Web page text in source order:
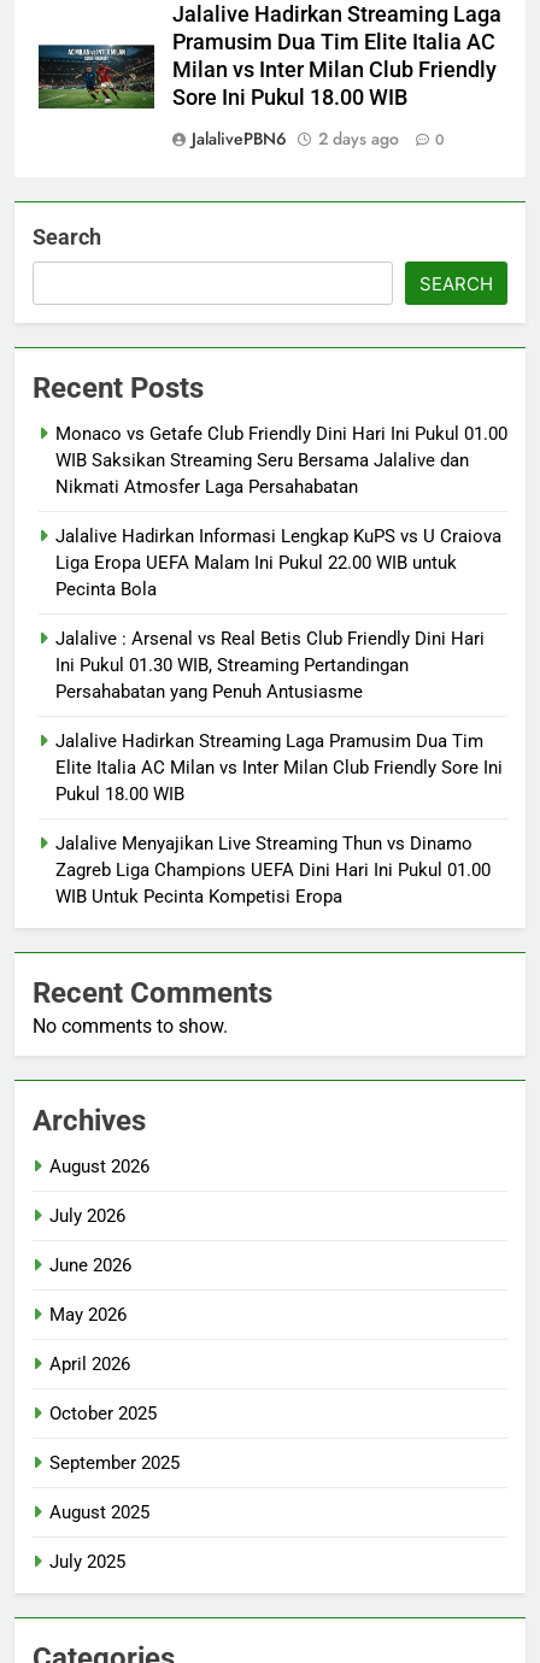
Jalalive Hadirkan Streaming Laga
Pramusim Dua Tim Elite Italia AC
Milan vs Inter Milan Club Friendly
Sore Ini Pukul 18.00 WIB
JalalivePBN6
2 days ago 0
Search
SEARCH
Recent Posts
Monaco vs Getafe Club Friendly Dini Hari Ini Pukul 01.00
WIB Saksikan Streaming Seru Bersama Jalalive dan
Nikmati Atmosfer Laga Persahabatan
Jalalive Hadirkan Informasi Lengkap KuPS vs U Craiova
Liga Eropa UEFA Malam Ini Pukul 22.00 WIB untuk
Pecinta Bola
Jalalive : Arsenal vs Real Betis Club Friendly Dini Hari
Ini Pukul 01.30 WIB, Streaming Pertandingan
Persahabatan yang Penuh Antusiasme
Jalalive Hadirkan Streaming Laga Pramusim Dua Tim
Elite Italia AC Milan vs Inter Milan Club Friendly Sore Ini
Pukul 18.00 WIB
Jalalive Menyajikan Live Streaming Thun vs Dinamo
Zagreb Liga Champions UEFA Dini Hari Ini Pukul 01.00
WIB Untuk Pecinta Kompetisi Eropa
Recent Comments
No comments to show.
Archives
August 2026
July 2026
June 2026
May 2026
April 2026
October 2025
September 2025
August 2025
July 2025